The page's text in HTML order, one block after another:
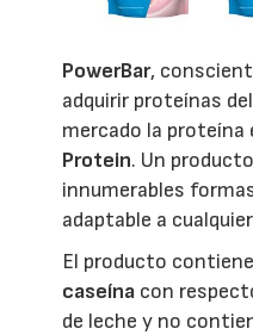
PowerBar,
adquirir proteínas
mercado la proteína
Protein. Un
innumerables
adaptable a
El producto
caseína con
de leche y no